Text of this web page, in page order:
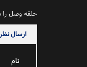
حلقه وصل را
ارسال
نام